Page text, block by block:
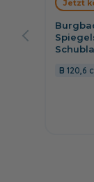
120,6
Jetzt